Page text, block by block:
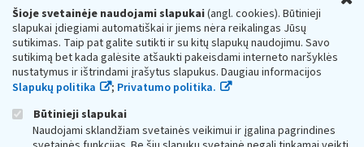
Šioje svetainėje naudojami slapukai(angl. cookies). Būtinieji
slapukai įdiegiami automatiškai ir jiems nėra reikalingas Jūsų
sutikimas. Taip pat galite sutikti ir su kitų slapukų naudojimu. Savo
sutikimą bet kada galėsite atšaukti pakeisdami interneto naršyklės
nustatymus ir ištrindami įrašytus slapukus. Daugiau informacijos
Slapukų politika
; Privatumo politika.
Būtinieji slapukai
Naudojami sklandžiam svetainės veikimui ir įgalina pagrindines
Respublikos finansų ministerijos
Biudžetinė įstaiga. Juridinio asmens kodas — 188659752,
adresas: Vasario 16-osios g. 14, 01107 Vilnius, Lietuva, el.paštas:
vmi@vmi.lt, E. pristatymo dėžutės adresas 188659752
Duomenys apie Valstybinę mokesčių inspekciją prie Lietuvos
Respublikos finansų ministerijos kaupiami ir saugomi Juridinių